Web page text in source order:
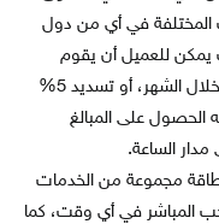
المختلفة في أي من دول
يمكن للعميل أن يقوم
بتسديد المبلغ الذي يحدده أو يصرفه خلال الشهر، أو تسديد 5%
الحصول على المبالغ
الساعة.
مجموعة من الخدمات
المباشر في أي وقت، كما